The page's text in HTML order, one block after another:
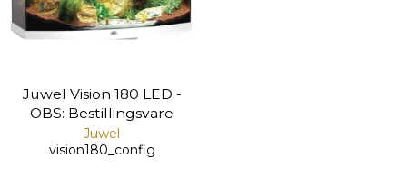
Juwel Vision 180 LED -
OBS: Bestillingsvare
Juwel
vision180_config